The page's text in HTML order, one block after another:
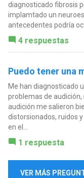
diagnosticado fibrosis
implamtado un
antecedentes podría
4 respuestas
Puedo tener una
Me han diagnosticado
problemas de
audición me salieron
distorsionados, ruidos
en el...
1 respuesta
VER MÁS